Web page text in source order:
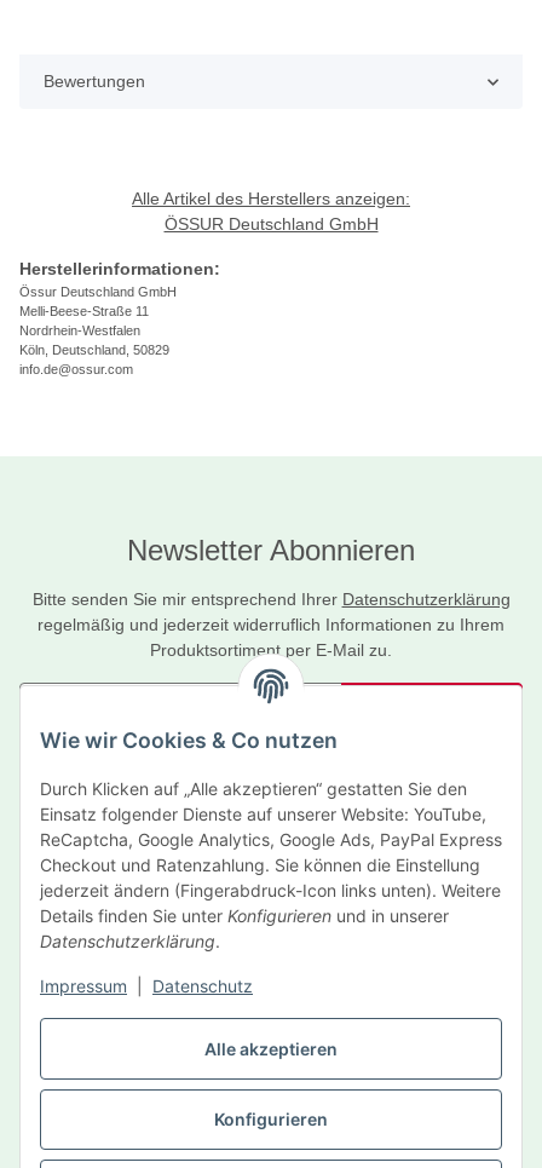
Alle akzeptieren
Konfigurieren
Wie wir Cookies & Co nutzen
Durch Klicken auf „Alle akzeptieren“ gestatten Sie den
Einsatz folgender Dienste auf unserer Website: YouTube,
ReCaptcha, Google Analytics, Google Ads, PayPal Express
Checkout und Ratenzahlung. Sie können die Einstellung
jederzeit ändern (Fingerabdruck-Icon links unten). Weitere
Details finden Sie unter Konfigurieren und in unserer
Datenschutzerklärung.
Impressum Datenschutz
Bewertungen
Alle Artikel des Herstellers anzeigen:
ÖSSUR Deutschland GmbH
Herstellerinformationen:
Össur Deutschland GmbH
Melli-Beese-Straße 11
Nordrhein-Westfalen
Köln, Deutschland, 50829
info.de@ossur.com
Newsletter Abonnieren
Bitte senden Sie mir entsprechend Ihrer Datenschutzerklärung
regelmäßig und jederzeit widerruflich Informationen zu Ihrem
Produktsortiment per E-Mail zu.
Newsletter Abonnieren
Informationen
Gesetzliche Informationen
Hersteller
Vertrag widerrufen